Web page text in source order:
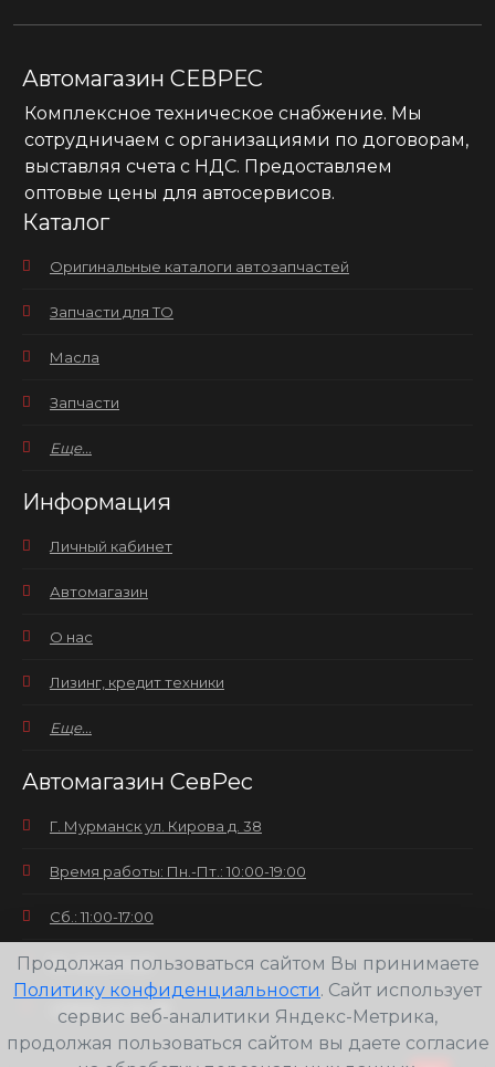
Автомагазин СЕВРЕС
Комплексное техническое снабжение. Мы
сотрудничаем с организациями по договорам,
выставляя счета с НДС. Предоставляем
оптовые цены для автосервисов.
Каталог
Оригинальные каталоги автозапчастей
Запчасти для ТО
Масла
Запчасти
Еще...
Информация
Личный кабинет
Автомагазин
О нас
Лизинг, кредит техники
Еще...
Автомагазин СевРес
Г. Мурманск ул. Кирова д. 38
Время работы: Пн.-Пт.: 10:00-19:00
Сб.: 11:00-17:00
Вс.: выходной
+7(8152) 25-30-58
Продолжая пользоваться сайтом Вы принимаете
Политику конфиденциальности. Сайт использует
сервис веб-аналитики Яндекс-Метрика,
продолжая пользоваться сайтом вы даете согласие